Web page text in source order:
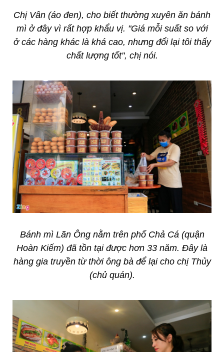
Chị Vân (áo đen), cho biết thường xuyên ăn bánh
mì ở đây vì rất hợp khẩu vị. "Giá mỗi suất so với
ở các hàng khác là khá cao, nhưng đổi lại tôi thấy
chất lượng tốt", chị nói.
Bánh mì Lãn Ông nằm trên phố Chả Cá (quận
Hoàn Kiếm) đã tồn tại được hơn 33 năm. Đây là
hàng gia truyền từ thời ông bà để lại cho chị Thủy
(chủ quán).